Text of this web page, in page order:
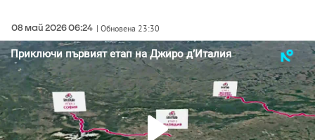
08 май 2026 06:24 | Обновена 23:30